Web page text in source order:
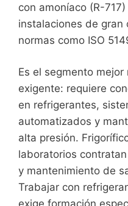
con amoníaco (R-
instalaciones de
normas como ISO
Es el segmento
exigente: requiere
en refrigerantes,
automatizados y
alta presión.
laboratorios
y mantenimiento de
Trabajar con